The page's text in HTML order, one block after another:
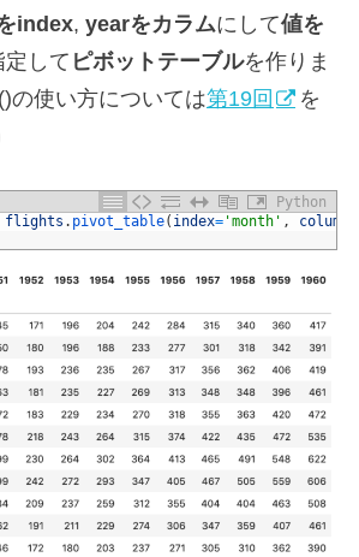
index, yearをカラムにして値を
定して ピボットテーブルを作りま
の使い方については第19回
を
Python
flights . pivot_table( index= 'month' , columns